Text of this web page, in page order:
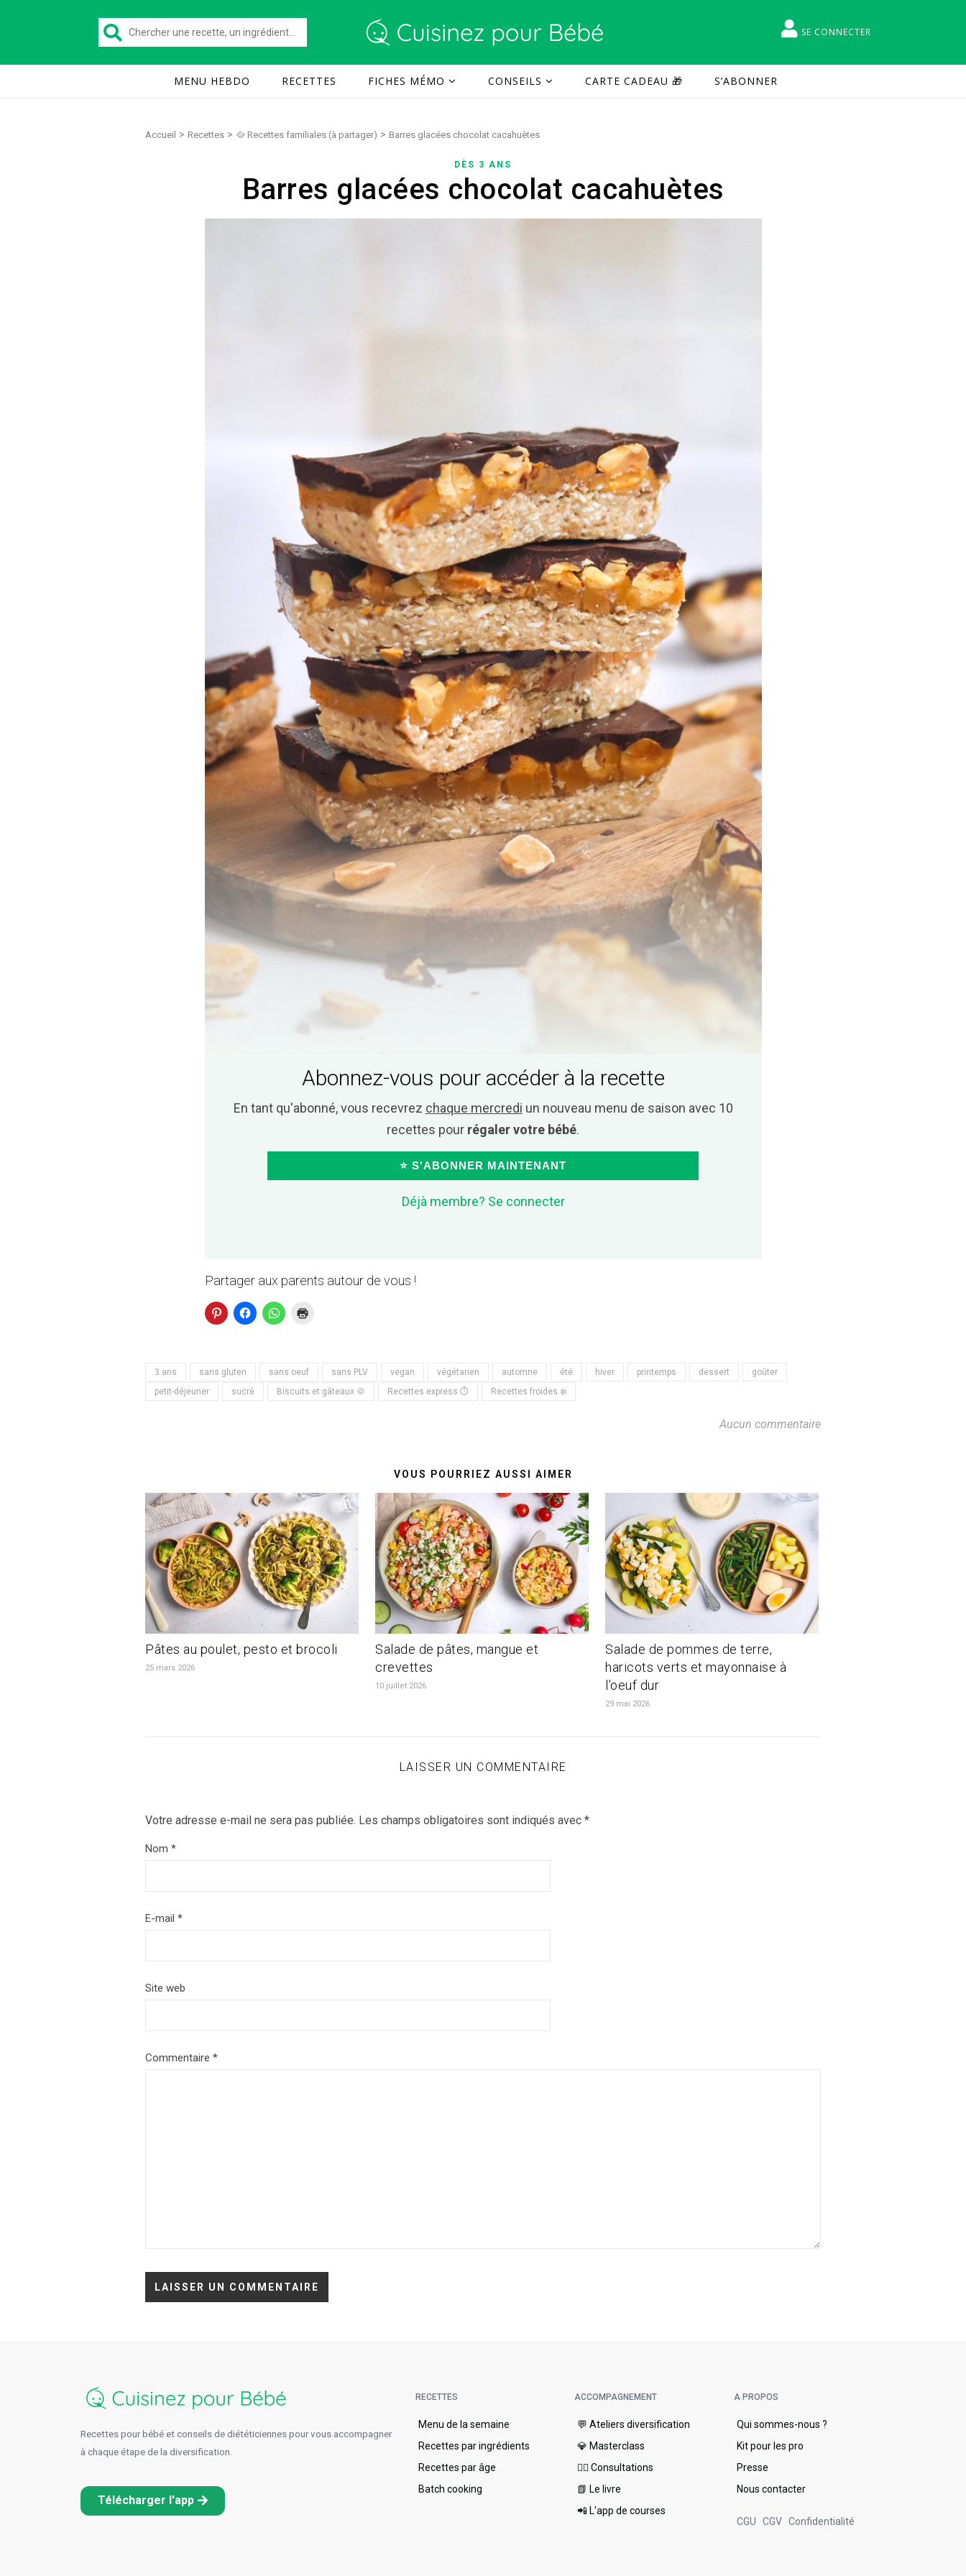
SE CONNECTER
MENU HEBDO RECETTES FICHES MÉMO CONSEILS CARTE CADEAU 🎁 S’ABONNER
Accueil > Recettes > 🥘 Recettes familiales (à partager) > Barres glacées chocolat cacahuètes
DÈS 3 ANS
Barres glacées chocolat cacahuètes
Abonnez-vous pour accéder à la recette
En tant qu'abonné, vous recevrez chaque mercredi un nouveau menu de saison avec 10
recettes pour régaler votre bébé.
⭐ S'ABONNER MAINTENANT
Déjà membre? Se connecter
Partager aux parents autour de vous !
3 ans sans gluten sans oeuf sans PLV vegan végétarien automne été hiver printemps dessert
goûter
petit-déjeuner
sucré Biscuits et gâteaux 🍪 Recettes express ⏱ Recettes froides ❄️
Aucun commentaire
VOUS POURRIEZ AUSSI AIMER
Pâtes au poulet, pesto et brocoli
25 mars 2026
Salade de pâtes, mangue et
crevettes
10 juillet 2026
Salade de pommes de terre,
haricots verts et mayonnaise à
l’oeuf dur
29 mai 2026
LAISSER UN COMMENTAIRE
Votre adresse e-mail ne sera pas publiée. Les champs obligatoires sont indiqués avec *
Nom *
E-mail *
Site web
Commentaire *
Recettes pour bébé et conseils de diététiciennes pour vous accompagner
à chaque étape de la diversification.
Télécharger l'app
RECETTES
Menu de la semaine​
Recettes par ingrédients
Recettes par âge
Batch cooking
ACCOMPAGNEMENT
💬 Ateliers diversification
💎 Masterclass
👩‍⚕️ Consultations
📗 Le livre
📲 L'app de courses
A PROPOS
Qui sommes-nous ?
Kit pour les pro
Presse
Nous contacter
CGU CGV Confidentialité